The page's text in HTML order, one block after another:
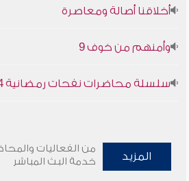
أخلاقنا أصالة ومعاصرة
وأمنهم من خوف 9
سلسلة محاضرات نفحات رمضانية 1444هـ
المزيد
من الفعاليات
خدمة البث المباشر